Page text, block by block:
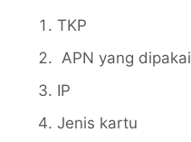
TKP
APN yang dipakai
IP
Jenis kartu